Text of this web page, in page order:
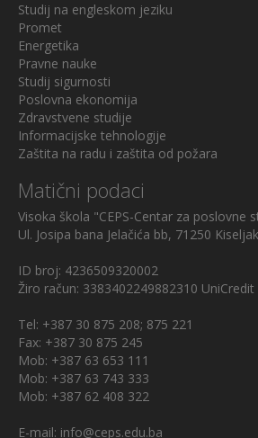
Studij na engleskom jeziku
Promet
Energetika
Pravne nauke
Studij sigurnosti
Poslovna ekonomija
Zdravstvene studije
Informacijske tehnologije
Zaštita na radu i zaštita od požara
Matični podaci
Visoka škola "CEPS-Centar za poslovne
Ul. Josipa bana Jelačića bb, 71250 Kiseljak
ID broj: 4236509320002
Žiro račun: 3383402249882310 UniCredit
Tel: +387 30 875 208; 875 221
Fax: +387 30 875 245
Mob: +387 63 653 111
Mob: +387 63 743 333
Mob: +387 62 408 322
E-mail: info@ceps.edu.ba